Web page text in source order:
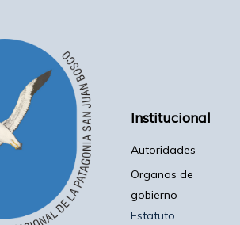
Institucional
Autoridades
Organos de
gobierno
Estatuto